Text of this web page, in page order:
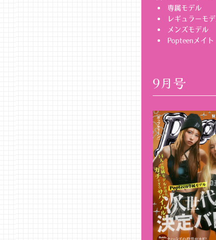
専属モデル
レギュラーモ
メンズモデル
Popteenメイト
9月号